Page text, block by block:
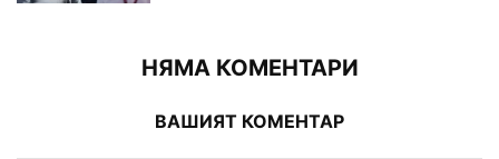
НЯМА КОМЕНТАРИ
ВАШИЯТ КОМЕНТАР